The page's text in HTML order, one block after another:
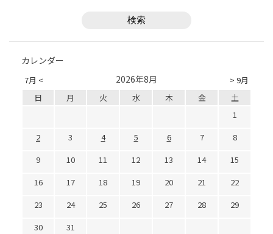
カレンダー
7月 < > 9月
2026年8月
日 月 火 水 木 金
土
1
2
3 4 5 6 7
8
9
10 11 12 13 14
15
16
17 18 19 20 21
22
23
24 25 26 27 28
29
30
31